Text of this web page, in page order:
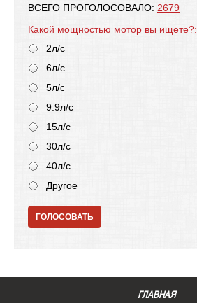
ВСЕГО ПРОГОЛОСОВАЛО: 2679
Какой мощностью мотор вы ищете?:
2л/с
6л/с
5л/с
9.9л/с
15л/с
30л/с
40л/с
Другое
ГОЛОСОВАТЬ
ГЛАВНАЯ